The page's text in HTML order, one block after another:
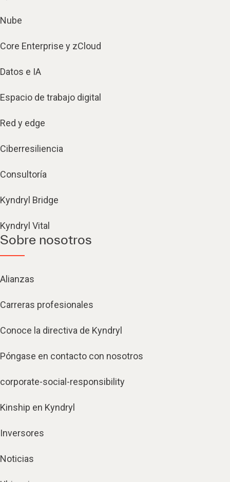
Nube
Core Enterprise y zCloud
Datos e IA
Espacio de trabajo digital
Red y edge
Ciberresiliencia
Consultoría
Kyndryl Bridge
Kyndryl Vital
Sobre nosotros
Alianzas
Carreras profesionales
Conoce la directiva de Kyndryl
Póngase en contacto con nosotros
corporate-social-responsibility
Kinship en Kyndryl
Inversores
Noticias